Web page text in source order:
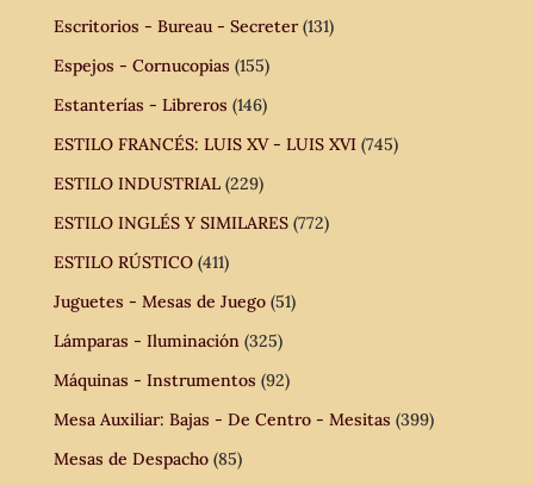
Escritorios - Bureau - Secreter (131)
Espejos - Cornucopias (155)
Estanterías - Libreros (146)
ESTILO FRANCÉS: LUIS XV - LUIS XVI (745)
ESTILO INDUSTRIAL (229)
ESTILO INGLÉS Y SIMILARES (772)
ESTILO RÚSTICO (411)
Juguetes - Mesas de Juego (51)
Lámparas - Iluminación (325)
Máquinas - Instrumentos (92)
Mesa Auxiliar: Bajas - De Centro - Mesitas (399)
Mesas de Despacho (85)